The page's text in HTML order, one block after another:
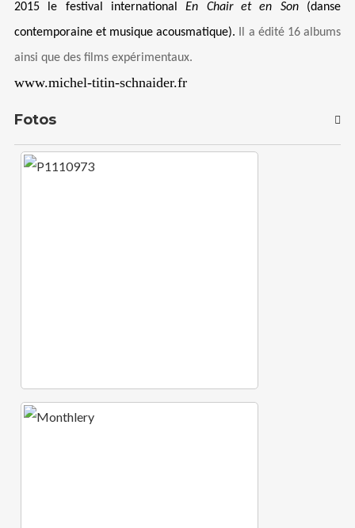
2015 le festival internationalEn Chair et en Son(danse
contemporaine et musique acousmatique). Il a édité 16 albums
ainsi que des films expérimentaux.
www.michel-titin-schnaider.fr
Fotos